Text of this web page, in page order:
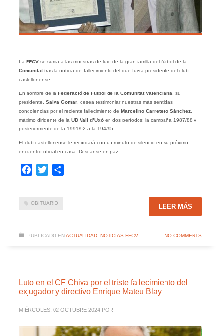
La FFCV se suma a las muestras de luto de la gran familia del fútbol de la
Comunitattras la noticia del fallecimiento del que fuera presidente del club
castellonense.
En nombre de la Federació de Futbol de la Comunitat Valenciana , su
presidente, Salva Gomar, desea testimoniar nuestras más sentidas
condolencias por el reciente fallecimiento de Marcelino Carretero Sánchez,
máximo dirigente de la UD Vall d’Uxóen dos períodos: la campaña 1987/88 y
posteriormente de la 1991/92 a la 194/95.
El club castellonense le recordará con un minuto de silencio en su próximo
encuentro oficial en casa. Descanse en paz.
Facebook
Twitter
OBITUARIO LEER MÁS
PUBLICADO EN ACTUALIDAD, NOTICIAS FFCV NO COMMENTS
Luto en el CF Chiva por el triste fallecimiento del
exjugador y directivo Enrique Mateu Blay
MIÉRCOLES, 02 OCTUBRE 2024 POR